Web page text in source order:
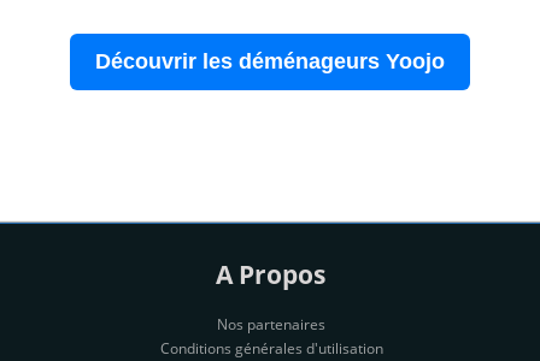
Découvrir les déménageurs Yoojo
A Propos
Nos partenaires
Conditions générales d'utilisation